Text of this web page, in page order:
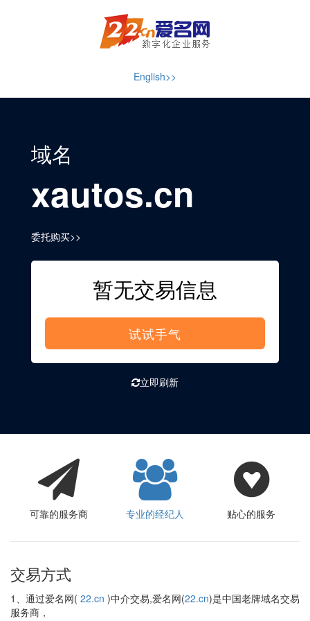
English>>
域名
xautos.cn
委托购买>>
暂无交易信息
试试手气
立即刷新
可靠的服务商 专业的经纪人 贴心的服务
交易方式
1、通过爱名网( 22.cn )中介交易,爱名网(22.cn)是中国老牌域名交易
服务商，